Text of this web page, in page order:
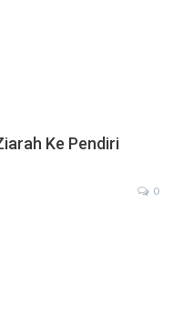
Ke Pendiri
0